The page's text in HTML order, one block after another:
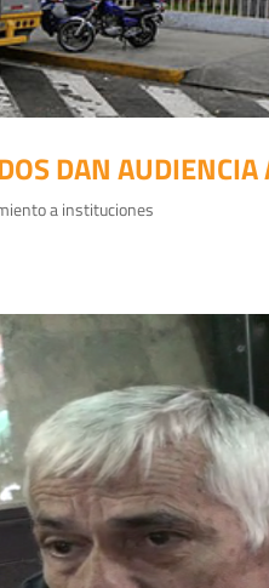
DAN AUDIENCIA
a instituciones